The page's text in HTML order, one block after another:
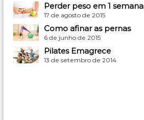
Perder peso em 1 semana
17 de agosto de 2015
Como afinar as pernas
6 de junho de 2015
Pilates Emagrece
13 de setembro de 2014